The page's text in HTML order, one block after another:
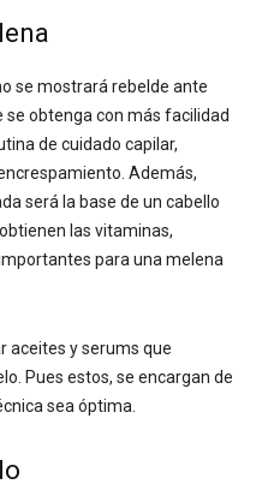
se mostrará rebelde ante
obtenga con más facilidad
de cuidado capilar,
Además,
será la base de un cabello
las vitaminas,
para una melena
aceites y serums que
Pues estos, se encargan de
sea óptima.